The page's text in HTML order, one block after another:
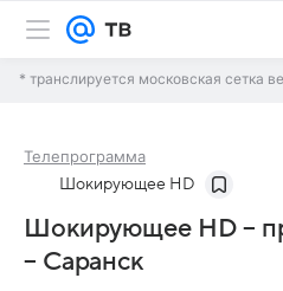
* транслируется московская сетка
Телепрограмма
Шокирующее HD
Шокирующее HD –
– Саранск